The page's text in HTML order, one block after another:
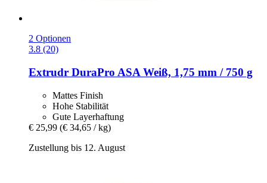
2 Optionen
3.8 (20)
Extrudr DuraPro ASA Weiß, 1,75 mm / 750 g
Mattes Finish
Hohe Stabilität
Gute Layerhaftung
€ 25,99 (€ 34,65 / kg)
Zustellung bis 12. August